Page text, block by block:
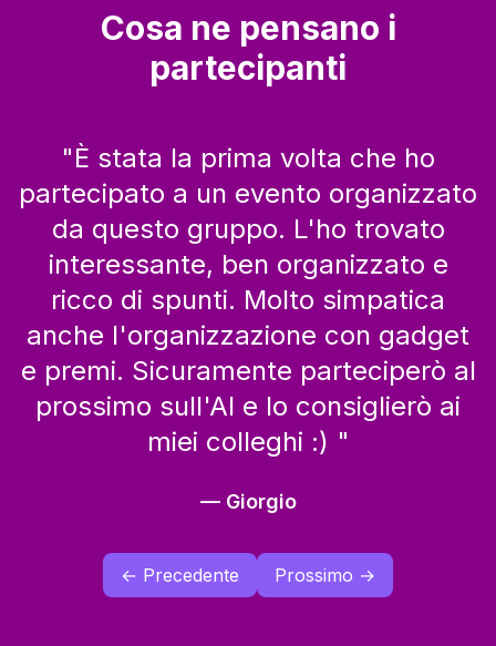
Cosa ne pensano i
partecipanti
"È stata la prima volta che ho
partecipato a un evento organizzato
da questo gruppo. L'ho trovato
interessante, ben organizzato e
ricco di spunti. Molto simpatica
anche l'organizzazione con gadget
e premi. Sicuramente parteciperò al
prossimo sull'AI e lo consiglierò ai
miei colleghi :) "
— Giorgio
← Precedente Prossimo →